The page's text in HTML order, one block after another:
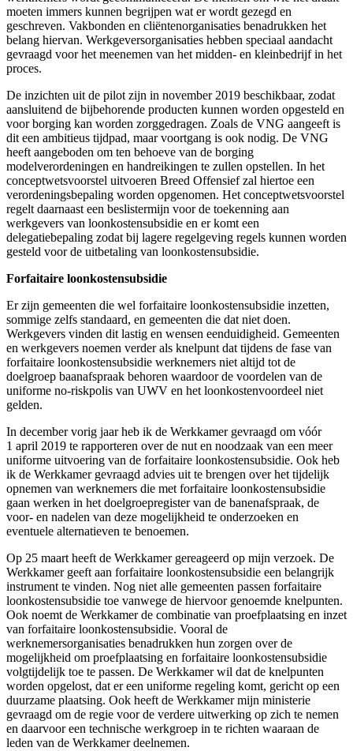
moeten immers kunnen begrijpen wat er wordt gezegd en
geschreven. Vakbonden en cliëntenorganisaties benadrukken het
belang hiervan. Werkgeversorganisaties hebben speciaal aandacht
gevraagd voor het meenemen van het midden- en kleinbedrijf in het
proces.
De inzichten uit de pilot zijn in november 2019 beschikbaar, zodat
aansluitend de bijbehorende producten kunnen worden opgesteld en
voor borging kan worden zorggedragen. Zoals de VNG aangeeft is
dit een ambitieus tijdpad, maar voortgang is ook nodig. De VNG
heeft aangeboden om ten behoeve van de borging
modelverordeningen en handreikingen te zullen opstellen. In het
conceptwetsvoorstel uitvoeren Breed Offensief zal hiertoe een
verordeningsbepaling worden opgenomen. Het conceptwetsvoorstel
regelt daarnaast een beslistermijn voor de toekenning aan
werkgevers van loonkostensubsidie en er komt een
delegatiebepaling zodat bij lagere regelgeving regels kunnen worden
gesteld voor de uitbetaling van loonkostensubsidie.
Forfaitaire loonkostensubsidie
Er zijn gemeenten die wel forfaitaire loonkostensubsidie inzetten,
sommige zelfs standaard, en gemeenten die dat niet doen.
Werkgevers vinden dit lastig en wensen eenduidigheid. Gemeenten
en werkgevers noemen verder als knelpunt dat tijdens de fase van
forfaitaire loonkostensubsidie werknemers niet altijd tot de
doelgroep baanafspraak behoren waardoor de voordelen van de
uniforme no-riskpolis van UWV en het loonkostenvoordeel niet
gelden.
In december vorig jaar heb ik de Werkkamer gevraagd om vóór
1 april 2019 te rapporteren over de nut en noodzaak van een meer
uniforme uitvoering van de forfaitaire loonkostensubsidie. Ook heb
ik de Werkkamer gevraagd advies uit te brengen over het tijdelijk
opnemen van werknemers die met forfaitaire loonkostensubsidie
gaan werken in het doelgroepregister van de banenafspraak, de
voor- en nadelen van deze mogelijkheid te onderzoeken en
eventuele alternatieven te benoemen.
Op 25 maart heeft de Werkkamer gereageerd op mijn verzoek. De
Werkkamer geeft aan forfaitaire loonkostensubsidie een belangrijk
instrument te vinden. Nog niet alle gemeenten passen forfaitaire
loonkostensubsidie toe vanwege de hiervoor genoemde knelpunten.
Ook noemt de Werkkamer de combinatie van proefplaatsing en inzet
van forfaitaire loonkostensubsidie. Vooral de
werknemersorganisaties benadrukken hun zorgen over de
mogelijkheid om proefplaatsing en forfaitaire loonkostensubsidie
volgtijdelijk toe te passen. De Werkkamer wil dat de knelpunten
worden opgelost, dat er een uniforme regeling komt, gericht op een
duurzame plaatsing. Ook heeft de Werkkamer mijn ministerie
gevraagd om de regie voor de verdere uitwerking op zich te nemen
en daarvoor een technische werkgroep in te richten waaraan de
leden van de Werkkamer deelnemen.